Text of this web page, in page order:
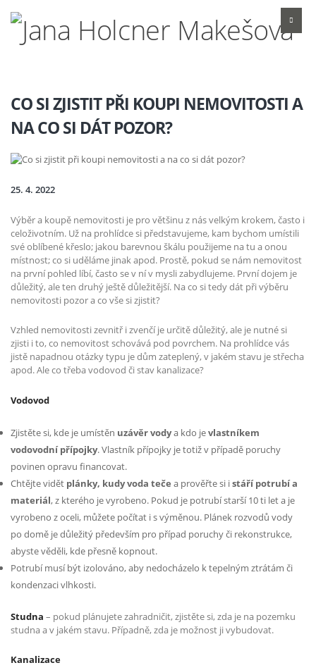
CO SI ZJISTIT PŘI KOUPI NEMOVITOSTI A
NA CO SI DÁT POZOR?
25. 4. 2022
Výběr a koupě nemovitosti je pro většinu z nás velkým krokem, často i
celoživotním. Už na prohlídce si představujeme, kam bychom umístili
své oblíbené křeslo; jakou barevnou škálu použijeme na tu a onou
místnost; co si uděláme jinak apod. Prostě, pokud se nám nemovitost
na první pohled líbí, často se v ní v mysli zabydlujeme. První dojem je
důležitý, ale ten druhý ještě důležitější. Na co si tedy dát při výběru
nemovitosti pozor a co vše si zjistit?
Vzhled nemovitosti zevnitř i zvenčí je určitě důležitý, ale je nutné si
zjisti i to, co nemovitost schovává pod povrchem. Na prohlídce vás
jistě napadnou otázky typu je dům zateplený, v jakém stavu je střecha
apod. Ale co třeba vodovod či stav kanalizace?
Vodovod
Zjistěte si, kde je umístěn uzávěr vodya kdo jevlastníkem
vodovodní přípojky. Vlastník přípojky je totiž v případě poruchy
povinen opravu financovat.
Chtějte vidět plánky, kudy voda teče a prověřte si istáří potrubí a
materiál, z kterého je vyrobeno. Pokud je potrubí starší 10 ti let a je
vyrobeno z oceli, můžete počítat i s výměnou. Plánek rozvodů vody
po domě je důležitý především pro případ poruchy či rekonstrukce,
abyste věděli, kde přesně kopnout.
Potrubí musí být izolováno, aby nedocházelo k tepelným ztrátám či
kondenzaci vlhkosti.
Studna – pokud plánujete zahradničit, zjistěte si, zda je na pozemku
studna a v jakém stavu. Případně, zda je možnost ji vybudovat.
Kanalizace